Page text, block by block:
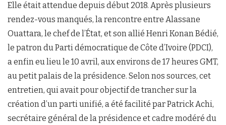
Elle était attendue depuis début 2018. Après plusieurs
rendez-vous manqués, la rencontre entre Alassane
Ouattara, le chef de l’État, et son allié Henri Konan Bédié,
le patron du Parti démocratique de Côte d’Ivoire (PDCI),
a enfin eu lieu le 10 avril, aux environs de 17 heures GMT,
au petit palais de la présidence. Selon nos sources, cet
entretien, qui avait pour objectif de trancher sur la
création d’un parti unifié, a été facilité par Patrick Achi,
secrétaire général de la présidence et cadre modéré du